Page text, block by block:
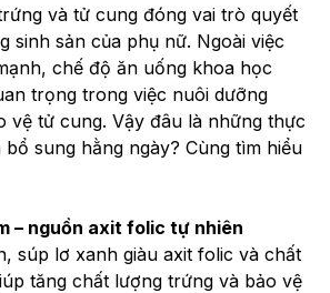
và tử cung đóng vai trò quyết
sinh sản của phụ nữ. Ngoài việc
chế độ ăn uống khoa học
trọng trong việc nuôi dưỡng
vệ tử cung. Vậy đâu là những thực
sung hằng ngày? Cùng tìm hiểu
– nguồn axit folic tự nhiên
súp lơ xanh giàu axit folic và chất
tăng chất lượng trứng và bảo vệ